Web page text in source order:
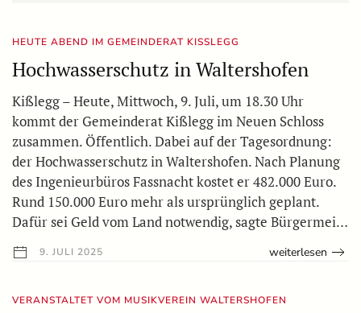
HEUTE ABEND IM GEMEINDERAT KISSLEGG
Hochwasserschutz in Waltershofen
Kißlegg – Heute, Mittwoch, 9. Juli, um 18.30 Uhr
kommt der Gemeinderat Kißlegg im Neuen Schloss
zusammen. Öffentlich. Dabei auf der Tagesordnung:
der Hochwasserschutz in Waltershofen. Nach Planung
des Ingenieurbüros Fassnacht kostet er 482.000 Euro.
Rund 150.000 Euro mehr als ursprünglich geplant.
Dafür sei Geld vom Land notwendig, sagte Bürgermei…
9. JULI 2025 weiterlesen
VERANSTALTET VOM MUSIKVEREIN WALTERSHOFEN